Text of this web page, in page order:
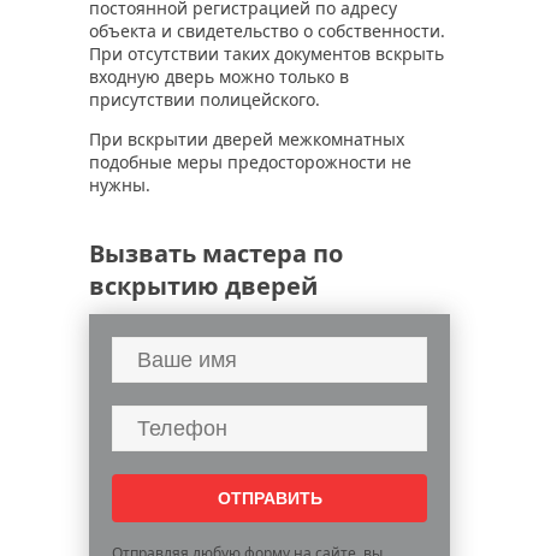
постоянной регистрацией по адресу
объекта и свидетельство о собственности.
При отсутствии таких документов вскрыть
входную дверь можно только в
присутствии полицейского.
При вскрытии дверей межкомнатных
подобные меры предосторожности не
нужны.
Вызвать мастера по
вскрытию дверей